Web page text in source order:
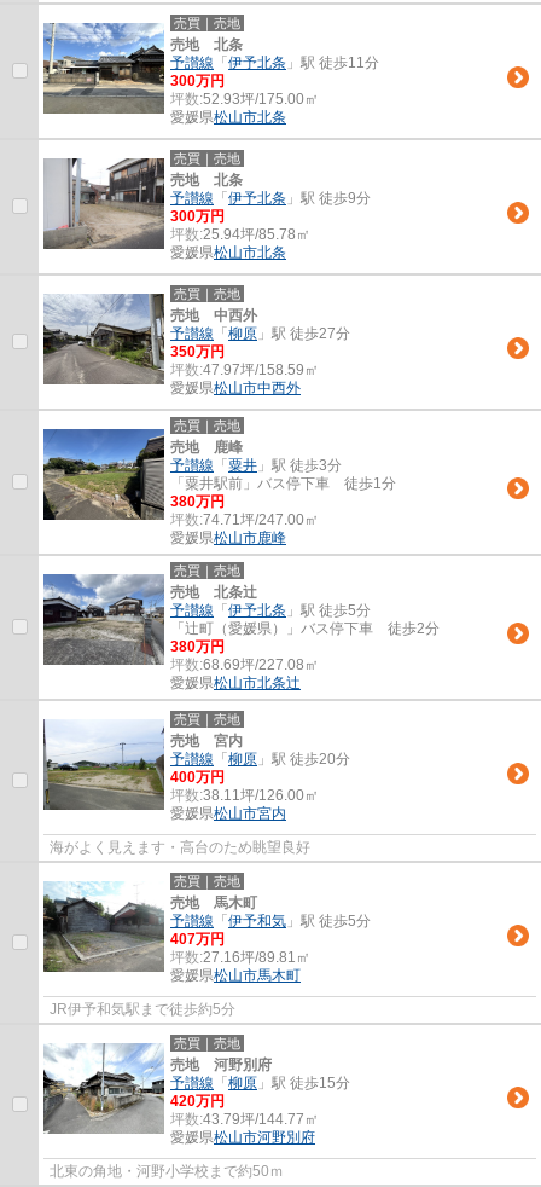
売買｜売地
売地 北条
予讃線 「 伊予北条 」駅 徒歩11分
300万円
坪数:52.93坪/175.00㎡
愛媛県松山市北条
売買｜売地
売地 北条
予讃線 「 伊予北条 」駅 徒歩9分
300万円
坪数:25.94坪/85.78㎡
愛媛県松山市北条
売買｜売地
売地 中西外
予讃線 「 柳原 」駅 徒歩27分
350万円
坪数:47.97坪/158.59㎡
愛媛県松山市中西外
売買｜売地
売地 鹿峰
予讃線 「 粟井 」駅 徒歩3分
「粟井駅前」バス停下車 徒歩1分
380万円
坪数:74.71坪/247.00㎡
愛媛県松山市鹿峰
売買｜売地
売地 北条辻
予讃線 「 伊予北条 」駅 徒歩5分
「辻町（愛媛県）」バス停下車 徒歩2分
380万円
坪数:68.69坪/227.08㎡
愛媛県松山市北条辻
売買｜売地
売地 宮内
予讃線 「 柳原 」駅 徒歩20分
400万円
坪数:38.11坪/126.00㎡
愛媛県松山市宮内
海がよく見えます・高台のため眺望良好
売買｜売地
売地 馬木町
予讃線 「 伊予和気 」駅 徒歩5分
407万円
坪数:27.16坪/89.81㎡
愛媛県松山市馬木町
JR伊予和気駅まで徒歩約5分
売買｜売地
売地 河野別府
予讃線 「 柳原 」駅 徒歩15分
420万円
坪数:43.79坪/144.77㎡
愛媛県松山市河野別府
北東の角地・河野小学校まで約50ｍ